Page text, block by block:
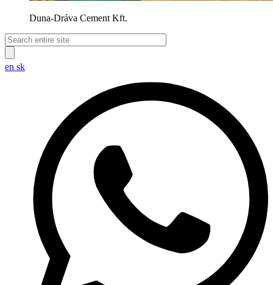
Duna-Dráva Cement Kft.
en sk